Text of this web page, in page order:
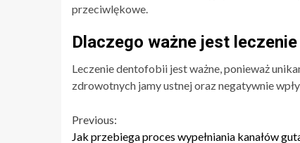
przeciwlękowe.
Dlaczego ważne jest
Leczenie dentofobii jest ważne, ponieważ
zdrowotnych jamy ustnej oraz negatywnie
Continue
Previous:
Jak przebiega proces wypełniania kanałów